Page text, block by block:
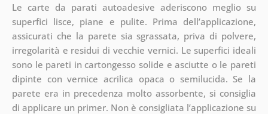
Le carte da parati autoadesive aderiscono meglio su
superfici lisce, piane e pulite. Prima dell’applicazione,
assicurati che la parete sia sgrassata, priva di polvere,
irregolarità e residui di vecchie vernici. Le superfici ideali
sono le pareti in cartongesso solide e asciutte o le pareti
dipinte con vernice acrilica opaca o semilucida. Se la
parete era in precedenza molto assorbente, si consiglia
di applicare un primer. Non è consigliata l’applicazione su